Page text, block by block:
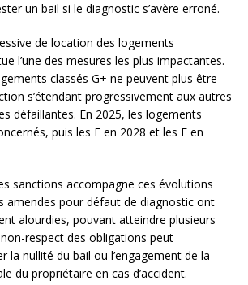
un bail si le diagnostic s’avère erroné.
de location des logements
l’une des mesures les plus impactantes.
classés G+ ne peuvent plus être
s’étendant progressivement aux autres
défaillantes. En 2025, les logements
puis les F en 2028 et les E en
sanctions accompagne ces évolutions
amendes pour défaut de diagnostic ont
alourdies, pouvant atteindre plusieurs
non-respect des obligations peut
la nullité du bail ou l’engagement de la
du propriétaire en cas d’accident.